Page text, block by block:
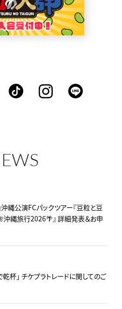
沖縄公演FCパックツアー『豆粒と豆
縄旅行2026🌴』 詳細発表＆お申
杯」 チケプラトレードに関してのご